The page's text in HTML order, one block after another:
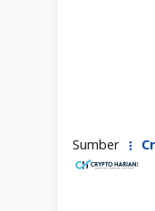
Sumber